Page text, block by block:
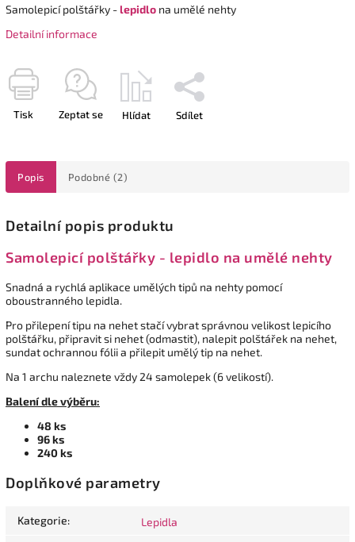
Samolepicí polštářky -lepidlo na umělé nehty
Detailní informace
Tisk Zeptat se Hlídat Sdílet
Popis Podobné (2)
Detailní popis produktu
Samolepicí polštářky - lepidlo na umělé nehty
Snadná a rychlá aplikace umělých tipů na nehty pomocí
oboustranného lepidla.
Pro přilepení tipu na nehet stačí vybrat správnou velikost lepicího
polštářku, připravit si nehet (odmastit), nalepit polštářek na nehet,
sundat ochrannou fólii a přilepit umělý tip na nehet.
Na 1 archu naleznete vždy 24 samolepek (6 velikostí).
Balení dle výběru:
48 ks
96 ks
240 ks
Doplňkové parametry
Kategorie: Lepidla